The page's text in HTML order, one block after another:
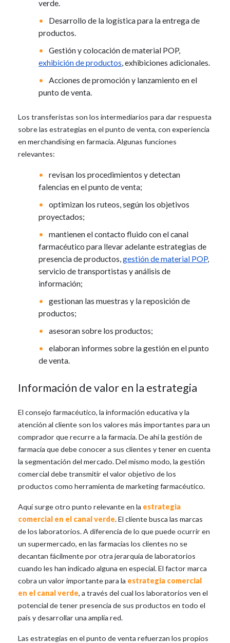
verde.
Desarrollo de la logística para la entrega de
productos.
Gestión y colocación de material POP,
exhibición de productos, exhibiciones adicionales.
Acciones de promoción y lanzamiento en el
punto de venta.
Los transferistas son los intermediarios para dar respuesta
sobre las estrategias en el punto de venta, con experiencia
en merchandising en farmacia. Algunas funciones
relevantes:
revisan los procedimientos y detectan
falencias en el punto de venta;
optimizan los ruteos, según los objetivos
proyectados;
mantienen el contacto fluido con el canal
farmacéutico para llevar adelante estrategias de
presencia de productos,gestión de material POP,
servicio de transportistas y análisis de
información;
gestionan las muestras y la reposición de
productos;
asesoran sobre los productos;
elaboran informes sobre la gestión en el punto
de venta.
Información de valor en la estrategia
El consejo farmacéutico, la información educativa y la
atención al cliente son los valores más importantes para un
comprador que recurre a la farmacia. De ahí la gestión de
farmacia que debe conocer a sus clientes y tener en cuenta
la segmentación del mercado. Del mismo modo, la gestión
comercial debe transmitir el valor objetivo de los
productos como herramienta de marketing farmacéutico.
Aquí surge otro punto relevante en la estrategia
comercial en el canal verde. El cliente busca las marcas
de los laboratorios. A diferencia de lo que puede ocurrir en
un supermercado, en las farmacias los clientes no se
decantan fácilmente por otra jerarquía de laboratorios
cuando les han indicado alguna en especial. El factor marca
cobra un valor importante para la estrategia comercial
en el canal verde, a través del cual los laboratorios ven el
potencial de tener presencia de sus productos en todo el
país y desarrollar una amplia red.
Las estrategias en el punto de venta refuerzan los propios